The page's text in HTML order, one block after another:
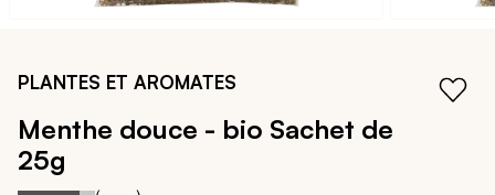
début
Galerie
PLANTES ET AROMATES
Menthe douce - bio Sachet de
25g
Notation: 80
% of 100